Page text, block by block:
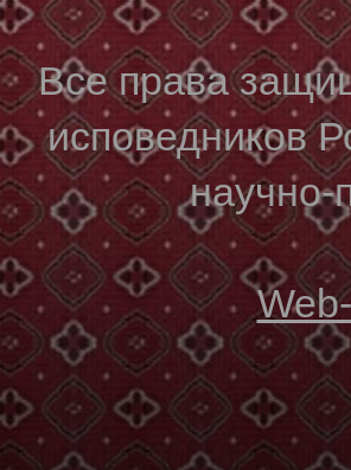
Все права
исповедников
научно-